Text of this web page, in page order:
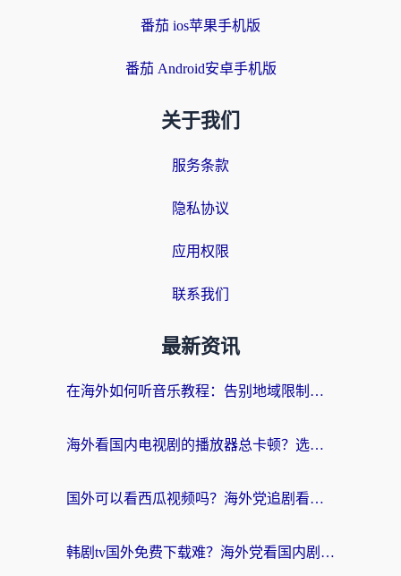
番茄 ios苹果手机版
番茄 Android安卓手机版
关于我们
服务条款
隐私协议
应用权限
联系我们
最新资讯
在海外如何听音乐教程：告别地域限制，随时听见国内的声音
海外看国内电视剧的播放器总卡顿？选对回国加速器才是关键
国外可以看西瓜视频吗？海外党追剧看片的终极解决方案
韩剧tv国外免费下载难？海外党看国内剧的加速器选择指南（附实用技巧）